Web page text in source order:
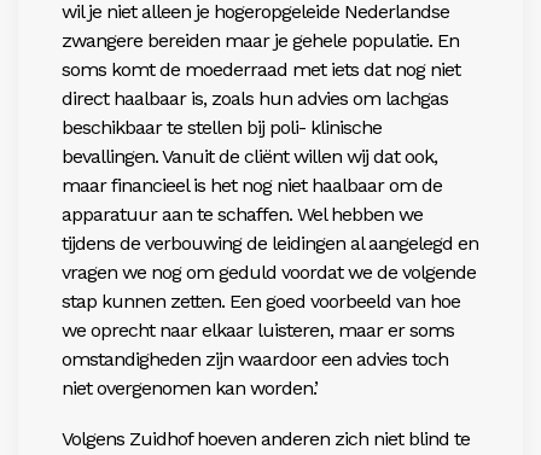
wil je niet alleen je hogeropgeleide Nederlandse
zwangere bereiden maar je gehele populatie. En
soms komt de moederraad met iets dat nog niet
direct haalbaar is, zoals hun advies om lachgas
beschikbaar te stellen bij poli- klinische
bevallingen. Vanuit de cliënt willen wij dat ook,
maar financieel is het nog niet haalbaar om de
apparatuur aan te schaffen. Wel hebben we
tijdens de verbouwing de leidingen al aangelegd en
vragen we nog om geduld voordat we de volgende
stap kunnen zetten. Een goed voorbeeld van hoe
we oprecht naar elkaar luisteren, maar er soms
omstandigheden zijn waardoor een advies toch
niet overgenomen kan worden.’
Volgens Zuidhof hoeven anderen zich niet blind te